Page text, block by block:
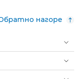
нагоре